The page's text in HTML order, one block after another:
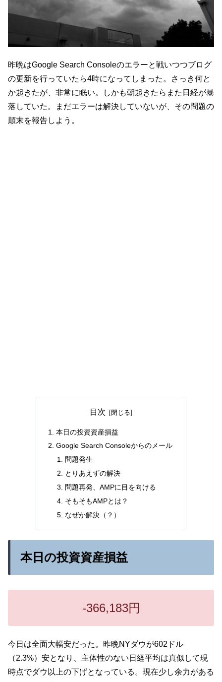
昨晩はGoogle Search Consoleのエラーと戦いつつブログ
の更新を行っていたら4時になってしまった。さっき何と
か起きたが、非常に眠い。しかも朝起きたらまた日経が暴
落していた。まだエラーは解決していないが、その問題の
顛末を報告しよう。
目次
本日の投資資産損益
Google Search Consoleからのメール
問題発生
とりあえずの解決
問題再発、AMPに目を向ける
そもそもAMPとは？
なぜか解決（？）
本日の投資資産損益
-366,183円
今日は全面大幅安だった。昨晩NYダウが602ドル
（2.3%）安となり、主体性のない日経平均は真似して現
時点でダウ以上の下げとなっている。現在少し余力がある